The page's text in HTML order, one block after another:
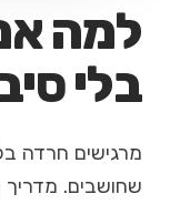
למה
בלי
מרגישים חרדה
שחושבים.